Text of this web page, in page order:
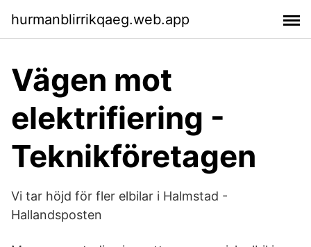
hurmanblirrikqaeg.web.app
Vägen mot
elektrifiering -
Teknikföretagen
Vi tar höjd för fler elbilar i Halmstad -
Hallandsposten